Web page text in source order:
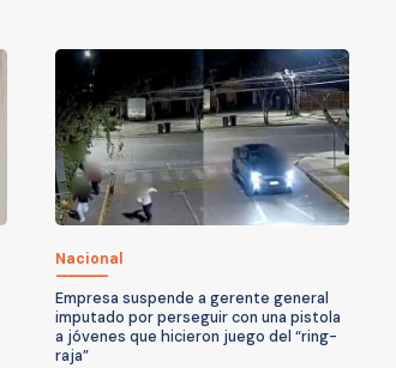
Nacional
Empresa suspende a gerente general
imputado por perseguir con una pistola
a jóvenes que hicieron juego del “ring-
raja”